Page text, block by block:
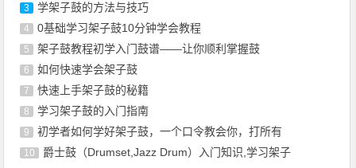
3 学架子鼓的方法与技巧
4 0基础学习架子鼓10分钟学会教程
5 架子鼓教程初学入门鼓谱——让你顺利掌握鼓
6 如何快速学会架子鼓
7 快速上手架子鼓的秘籍
8 学习架子鼓的入门指南
9 初学者如何学好架子鼓，一个口令教会你，打所有
10 爵士鼓（Drumset,Jazz Drum）入门知识,学习架子